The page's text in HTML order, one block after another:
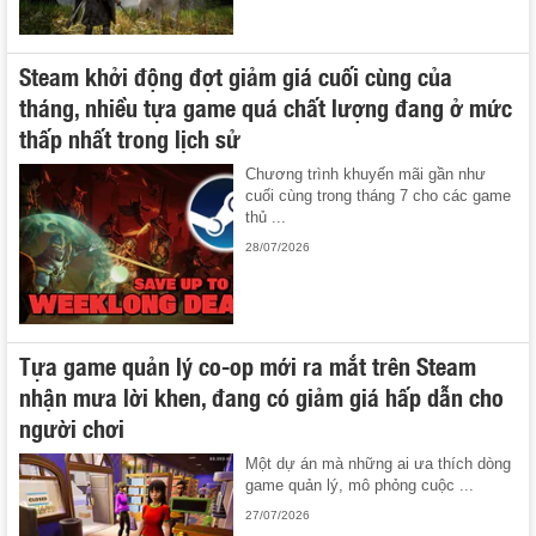
Steam khởi động đợt giảm giá cuối cùng của
tháng, nhiều tựa game quá chất lượng đang ở mức
thấp nhất trong lịch sử
Chương trình khuyến mãi gần như
cuối cùng trong tháng 7 cho các game
thủ ...
28/07/2026
Tựa game quản lý co-op mới ra mắt trên Steam
nhận mưa lời khen, đang có giảm giá hấp dẫn cho
người chơi
Một dự án mà những ai ưa thích dòng
game quản lý, mô phỏng cuộc ...
27/07/2026